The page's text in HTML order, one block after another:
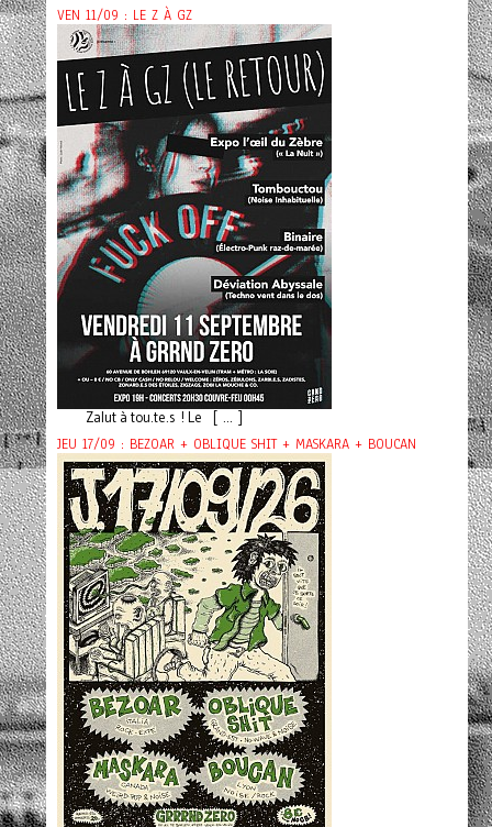
VEN 11/09 : LE Z À GZ
Zalut à tou.te.s ! Le [ ... ]
JEU 17/09 : BEZOAR + OBLIQUE SHIT + MASKARA + BOUCAN